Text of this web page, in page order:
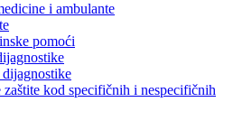
i ambulante
pomoći
zaštite kod specifičnih i nespecifičnih